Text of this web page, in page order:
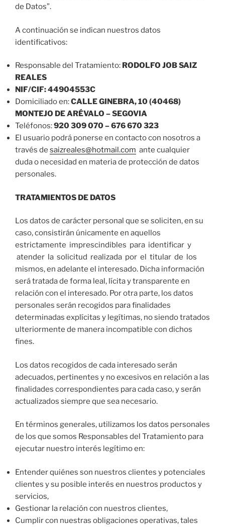
de Datos”.
A continuación se indican nuestros datos
identificativos:
Responsable del Tratamiento: RODOLFO JOB SAIZ
REALES
NIF/CIF: 44904553C
Domiciliado en:CALLE GINEBRA, 10 (40468)
MONTEJO DE ARÉVALO – SEGOVIA
Teléfonos:920 309 070 – 676 670 323
El usuario podrá ponerse en contacto con nosotros a
través de saizreales@hotmail.com ante cualquier
duda o necesidad en materia de protección de datos
personales.
TRATAMIENTOS DE DATOS
Los datos de carácter personal que se soliciten, en su
caso, consistirán únicamente en aquellos
estrictamente imprescindibles para identificar y
atender la solicitud realizada por el titular de los
mismos, en adelante el interesado. Dicha información
será tratada de forma leal, lícita y transparente en
relación con el interesado. Por otra parte, los datos
personales serán recogidos para finalidades
determinadas explícitas y legítimas, no siendo tratados
ulteriormente de manera incompatible con dichos
fines.
Los datos recogidos de cada interesado serán
adecuados, pertinentes y no excesivos en relación a las
finalidades correspondientes para cada caso, y serán
actualizados siempre que sea necesario.
En términos generales, utilizamos los datos personales
de los que somos Responsables del Tratamiento para
ejecutar nuestro interés legítimo en:
Entender quiénes son nuestros clientes y potenciales
clientes y su posible interés en nuestros productos y
servicios,
Gestionar la relación con nuestros clientes,
Cumplir con nuestras obligaciones operativas, tales